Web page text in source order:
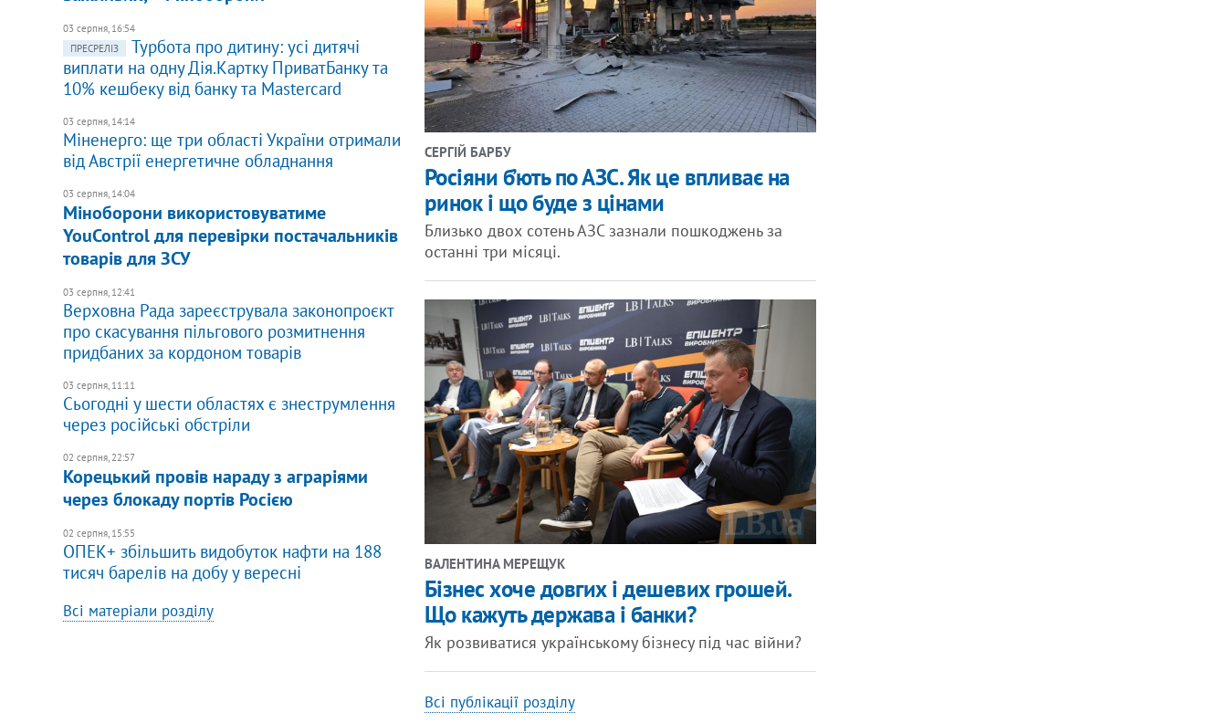
03 серпня, 16:54
ПРЕСРЕЛІЗ
Турбота про дитину: усі дитячі
виплати на одну Дія.Картку ПриватБанку та
10% кешбеку від банку та Mastercard
03 серпня, 14:14
Міненерго: ще три області України отримали
від Австрії енергетичне обладнання
03 серпня, 14:04
Міноборони використовуватиме
YouControl для перевірки постачальників
товарів для ЗСУ
03 серпня, 12:41
Верховна Рада зареєструвала законопроєкт
про скасування пільгового розмитнення
придбаних за кордоном товарів
03 серпня, 11:11
Сьогодні у шести областях є знеструмлення
через російські обстріли
02 серпня, 22:57
Корецький провів нараду з аграріями
через блокаду портів Росією
02 серпня, 15:55
ОПЕК+ збільшить видобуток нафти на 188
тисяч барелів на добу у вересні
Всі матеріали розділу
СЕРГІЙ БАРБУ
Росіяни б’ють по АЗС. Як це впливає на
ринок і що буде з цінами
Близько двох сотень АЗС зазнали пошкоджень за
останні три місяці.
ВАЛЕНТИНА МЕРЕЩУК
Бізнес хоче довгих і дешевих грошей.
Що кажуть держава і банки?
Як розвиватися українському бізнесу під час війни?
Всі публікації розділу